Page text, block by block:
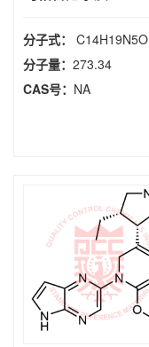
分子式： C14H19N5O
分子量： 273.34
CAS号： NA